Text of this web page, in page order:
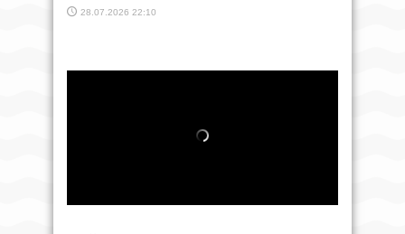
28.07.2026 22:10